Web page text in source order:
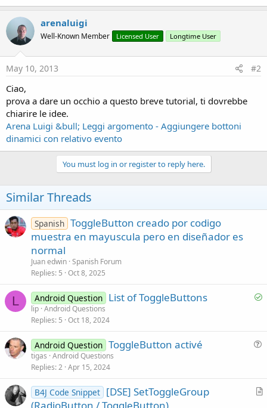
arenaluigi
Well-Known Member Licensed User Longtime User
May 10, 2013 #2
Ciao,
prova a dare un occhio a questo breve tutorial, ti dovrebbe
chiarire le idee.
Arena Luigi &bull; Leggi argomento - Aggiungere bottoni
dinamici con relativo evento
You must log in or register to reply here.
Similar Threads
Spanish ToggleButton creado por codigo
muestra en mayuscula pero en diseñador es
normal
Juan edwin Spanish Forum
Replies 5 Oct 8, 2025
L
S
Android Question List of ToggleButtons
lip Android Questions
Replies 5 Oct 18, 2024
t
Android Question ToggleButton activé
tigas Android Questions
Replies 2 Apr 15, 2024
A
B4J Code Snippet [DSE] SetToggleGroup
(RadioButton / ToggleButton)